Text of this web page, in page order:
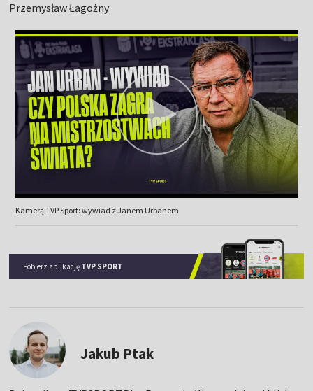
Przemysław Łagożny
Kamerą TVP Sport: wywiad z Janem Urbanem
Pobierz aplikację TVP SPORT
Jakub Ptak